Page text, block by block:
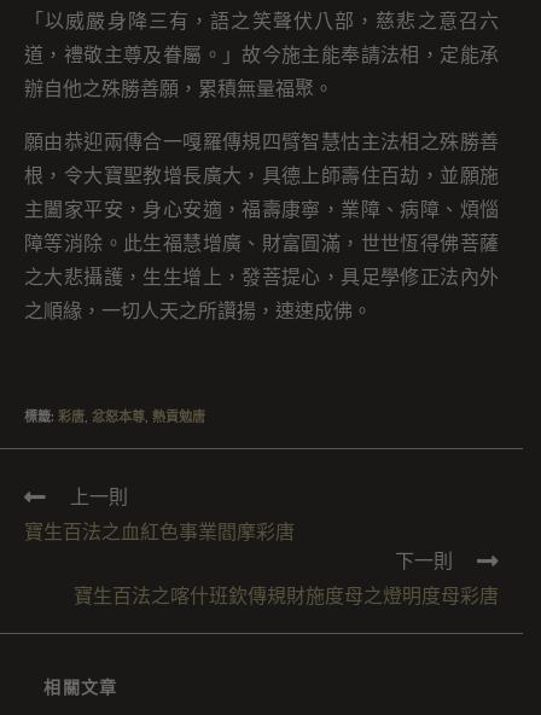
「以威嚴身降三有，語之笑聲伏八部，慈悲之意召六
道，禮敬主尊及眷屬。」故今施主能奉請法相，定能承
辦自他之殊勝善願，累積無量福聚。
願由恭迎兩傳合一嘎羅傳規四臂智慧怙主法相之殊勝善
根，令大寶聖教增長廣大，具德上師壽住百劫，並願施
主闔家平安，身心安適，福壽康寧，業障、病障、煩惱
障等消除。此生福慧增廣、財富圓滿，世世恆得佛菩薩
之大悲攝護，生生增上，發菩提心，具足學修正法內外
之順緣，一切人天之所讚揚，速速成佛。
標籤: 彩唐 忿怒本尊 熱貢勉唐
上一則
寶生百法之血紅色事業閻摩彩唐
下一則
寶生百法之喀什班欽傳規財施度母之燈明度母彩唐
相關文章